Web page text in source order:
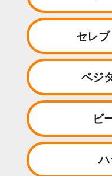
セレ
ベジ
ビ